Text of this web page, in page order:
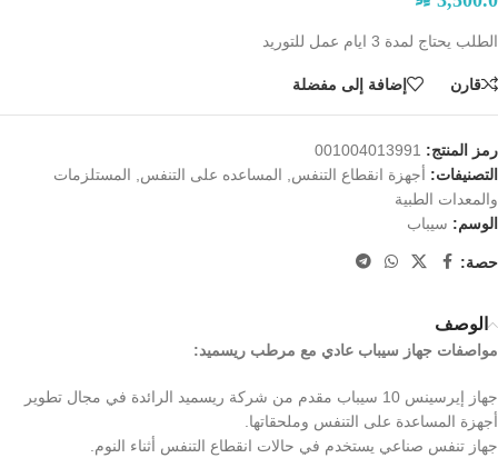
الطلب يحتاج لمدة 3 ايام عمل للتوريد
قارن إضافة إلى مفضلة
رمز المنتج: 001004013991
التصنيفات: أجهزة انقطاع التنفس المساعده على التنفس
المستلزمات
والمعدات الطبية
الوسم: سيباب
حصة:
الوصف
مواصفات جهاز سيباب عادي مع مرطب ريسميد:
جهاز إيرسينس 10 سيباب مقدم من شركة ريسميد الرائدة في مجال
تطوير
أجهزة المساعدة على التنفس وملحقاتها.
جهاز تنفس صناعي يستخدم في حالات انقطاع التنفس أثناء النوم.